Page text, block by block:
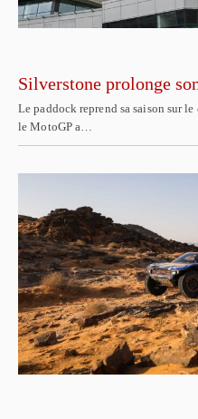
Silverstone prolonge
Le paddock reprend sa saison sur
le MotoGP a…